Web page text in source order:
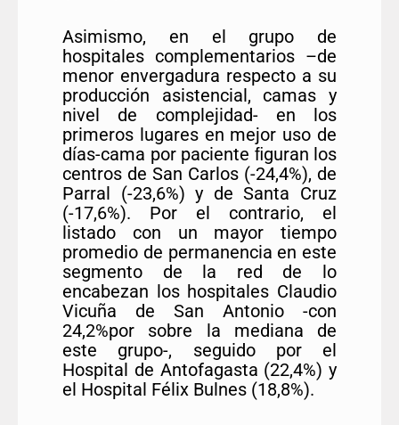
Asimismo, en el grupo de
hospitales complementarios –de
menor envergadura respecto a su
producción asistencial, camas y
nivel de complejidad- en los
primeros lugares en mejor uso de
días-cama por paciente ﬁguran los
centros de San Carlos (-24,4%), de
Parral (-23,6%) y de Santa Cruz
(-17,6%). Por el contrario, el
listado con un mayor tiempo
promedio de permanencia en este
segmento de la red de lo
encabezan los hospitales Claudio
Vicuña de San Antonio -con
24,2%por sobre la mediana de
este grupo-, seguido por el
Hospital de Antofagasta (22,4%) y
el Hospital Félix Bulnes (18,8%).